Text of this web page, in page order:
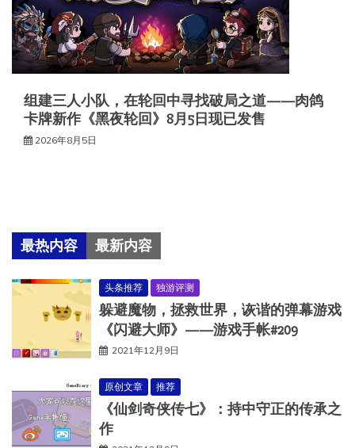
组建三人小队，在轮回中寻找破局之道——肉鸽
卡牌新作《黑夜轮回》8月5日现已发售
2026年8月5日
最热内容 最新内容
头条推荐 独游评测
躲避魔物，拯救世界，诙谐的弹幕游戏
《闪避大师》——游戏手帐#209
2021年12月9日
原创文章 推荐
《仙剑奇侠传七》：持中守正的传承之
作